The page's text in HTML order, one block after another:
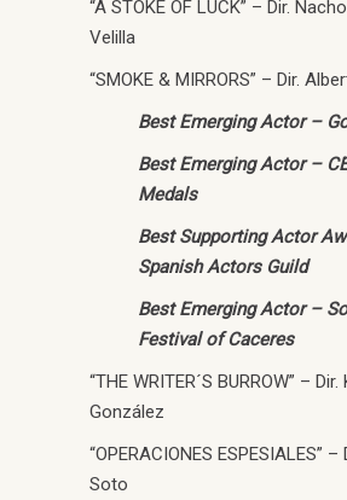
“A STOKE OF LUCK” – Dir.
Velilla
“SMOKE & MIRRORS” – Dir.
Best Emerging Actor –
Best Emerging Actor –
Medals
Best Supporting Actor
Spanish Actors Guild
Best Emerging Actor –
Festival of Caceres
“THE WRITER´S BURROW” – Dir.
González
“OPERACIONES ESPESIALES” –
Soto